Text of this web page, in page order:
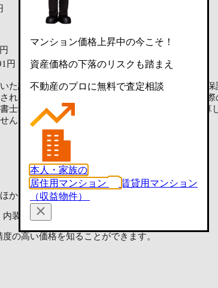
112万5,630円
1万円
116万5,630円
円 3,093万9,408円
た試算であり、実際にお客様の手元に残る金額を
れた上限金額（消費税込）で試算しています。実
士報酬の合計で2〜3万円が一般的で、3万円で試算
ん
か
装の状態や状況によって大きく変動します。
の高い価格を知ることができます。
マンション価格上昇中の今こそ！
資産価格の下落のリスクも踏まえ
不動産のプロに無料で査定相談
本人・家族の
居住用マンション
賃貸用マンション
（収益物件）